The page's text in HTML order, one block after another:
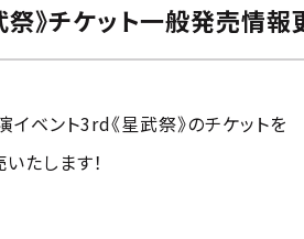
》チケット一般発売情報
ベント3rd《星武祭》のチケットを
たします！